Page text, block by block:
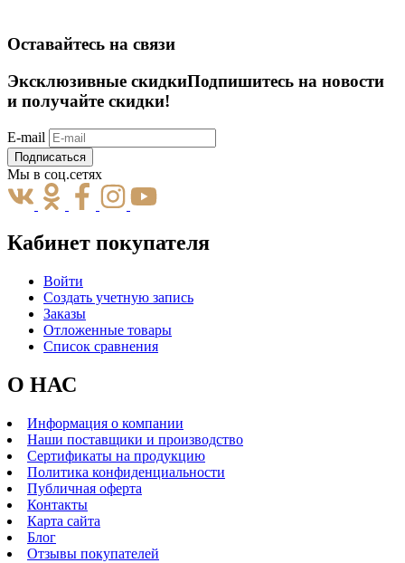
Оставайтесь на связи
Эксклюзивные скидкиПодпишитесь на новости
и получайте скидки!
E-mail
Подписаться
Мы в соц.сетях
Кабинет покупателя
Войти
Создать учетную запись
Заказы
Отложенные товары
Список сравнения
О НАС
Информация о компании
Наши поставщики и производство
Сертификаты на продукцию
Политика конфиденциальности
Публичная оферта
Контакты
Карта сайта
Блог
Отзывы покупателей